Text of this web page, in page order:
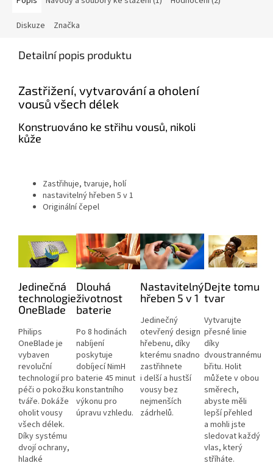
Diskuze Značka
Detailní popis produktu
Zastřižení, vytvarování a oholení
vousů všech délek
Konstruováno ke střihu vousů, nikoli
kůže
Zastřihuje, tvaruje, holí
nastavitelný hřeben 5 v 1
Originální čepel
Jedinečná
technologie
OneBlade
Philips
OneBlade je
vybaven
revoluční
technologií pro
péči o pokožku
tváře. Dokáže
oholit vousy
všech délek.
Díky systému
dvojí ochrany,
hladké
Dlouhá
životnost
baterie
Po 8 hodinách
nabíjení
poskytuje
dobíjecí NimH
baterie 45 minut
konstantního
výkonu pro
úpravu vzhledu.
Nastavitelný
hřeben 5 v 1
Jedinečný
otevřený design
hřebenu, díky
kterému snadno
zastřihnete
i delší a hustší
vousy bez
nejmenších
zádrhelů.
Dejte tomu
tvar
Vytvarujte
přesné linie
díky
dvoustrannému
břitu. Holit
můžete v obou
směrech,
abyste měli
lepší přehled
a mohli jste
sledovat každý
vlas, který
stříháte.